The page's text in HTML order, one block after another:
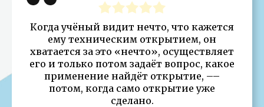
Когда учёный видит нечто, что кажется
ему техническим открытием, он
хватается за это «нечто», осуществляет
его и только потом задаёт вопрос, какое
применение найдёт открытие, ––
потом, когда само открытие уже
сделано.